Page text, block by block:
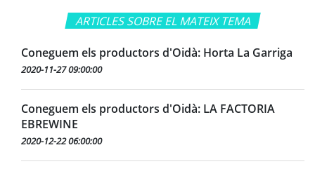
ARTICLES SOBRE EL MATEIX TEMA
Coneguem els productors d'Oidà: Horta La Garriga
2020-11-27 09:00:00
Coneguem els productors d'Oidà: LA FACTORIA
EBREWINE
2020-12-22 06:00:00